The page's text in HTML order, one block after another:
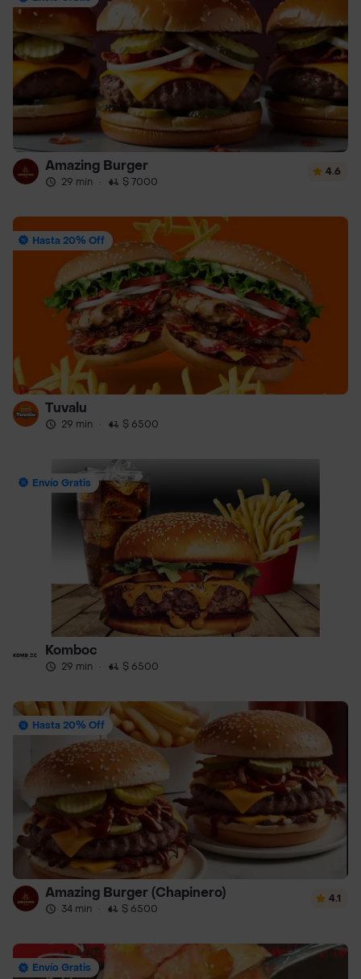
Amazing Burger
29 min · $ 7000
4.6
Hasta 20% Off
Tuvalu
29 min · $ 6500
Envío Gratis
Komboc
29 min · $ 6500
Hasta 20% Off
Amazing Burger (Chapinero)
34 min · $ 6500
4.1
Envío Gratis